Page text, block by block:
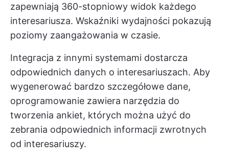
zapewniają 360-stopniowy widok każdego
interesariusza. Wskaźniki wydajności pokazują
poziomy zaangażowania w czasie.
Integracja z innymi systemami dostarcza
odpowiednich danych o interesariuszach. Aby
wygenerować bardzo szczegółowe dane,
oprogramowanie zawiera narzędzia do
tworzenia ankiet, których można użyć do
zebrania odpowiednich informacji zwrotnych
od interesariuszy.